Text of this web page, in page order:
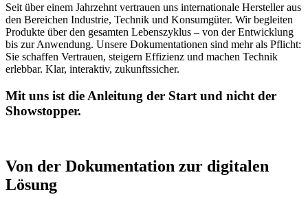
Seit über einem Jahrzehnt vertrauen uns internationale Hersteller aus
den Bereichen Industrie, Technik und Konsumgüter. Wir begleiten
Produkte über den gesamten Lebenszyklus – von der Entwicklung
bis zur Anwendung. Unsere Dokumentationen sind mehr als Pflicht:
Sie schaffen Vertrauen, steigern Effizienz und machen Technik
erlebbar. Klar, interaktiv, zukunftssicher.
Mit uns ist die Anleitung der Start und nicht der
Showstopper.
Von der Dokumentation zur digitalen
Lösung